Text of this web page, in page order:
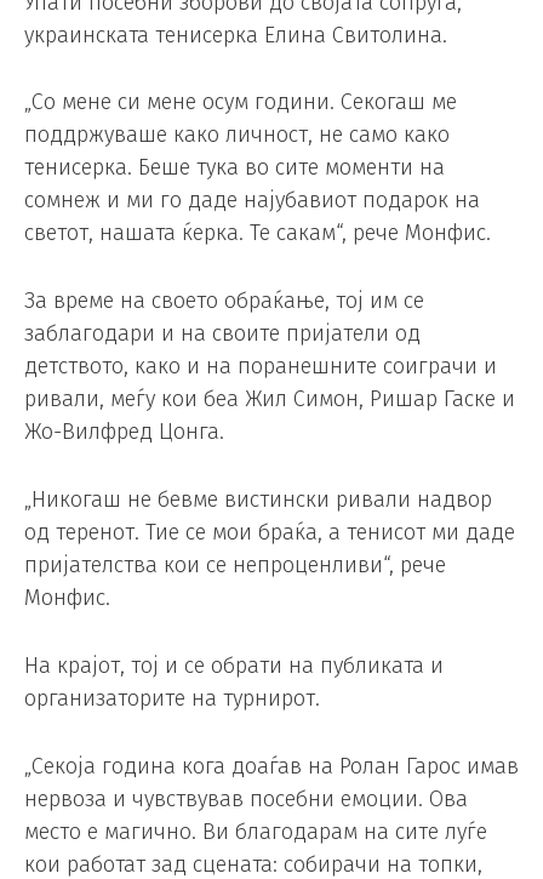
украинската тенисерка Елина Свитолина.
„Со мене си мене осум години. Секогаш ме
поддржуваше како личност, не само како
тенисерка. Беше тука во сите моменти на
сомнеж и ми го даде најубавиот подарок на
светот, нашата ќерка. Те сакам“, рече Монфис.
За време на своето обраќање, тој им се
заблагодари и на своите пријатели од
детството, како и на поранешните соиграчи и
ривали, меѓу кои беа Жил Симон, Ришар Гаске и
Жо-Вилфред Цонга.
„Никогаш не бевме вистински ривали надвор
од теренот. Тие се мои браќа, а тенисот ми даде
пријателства кои се непроценливи“, рече
Монфис.
На крајот, тој и се обрати на публиката и
организаторите на турнирот.
„Секоја година кога доаѓав на Ролан Гарос имав
нервоза и чувствував посебни емоции. Ова
место е магично. Ви благодарам на сите луѓе
кои работат зад сцената: собирачи на топки,